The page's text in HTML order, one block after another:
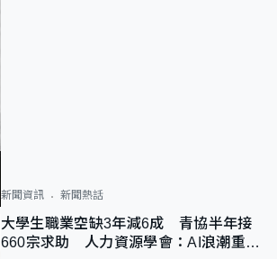
新聞資訊 新聞熱話
大學生職業空缺3年減6成 青協半年接
660宗求助 人力資源學會：AI浪潮重整